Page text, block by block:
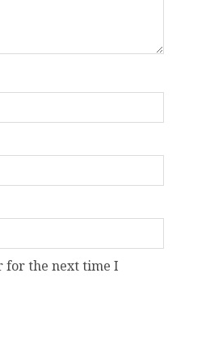
for the next time I